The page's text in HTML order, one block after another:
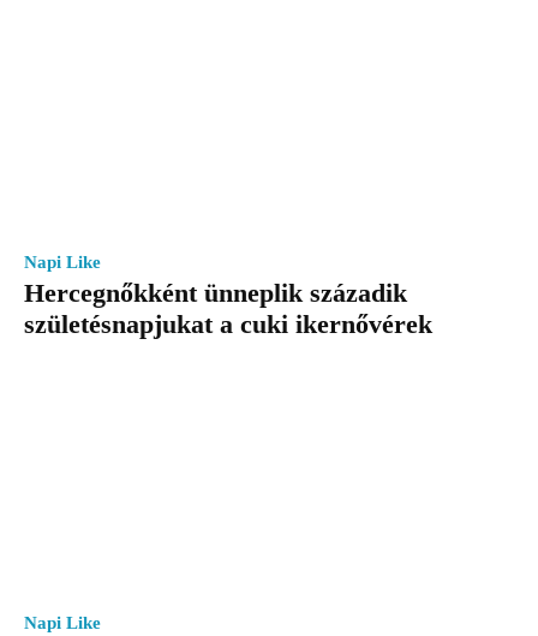
Napi Like
Hercegnőkként ünneplik századik
születésnapjukat a cuki ikernővérek
Napi Like